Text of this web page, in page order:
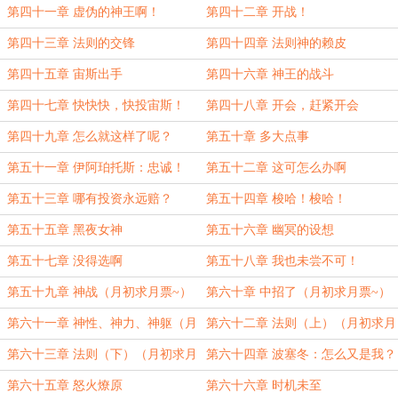
第四十一章 虚伪的神王啊！ 第四十二章 开战！
第四十三章 法则的交锋 第四十四章 法则神的赖皮
第四十五章 宙斯出手 第四十六章 神王的战斗
第四十七章 快快快，快投宙斯！ 第四十八章 开会，赶紧开会
第四十九章 怎么就这样了呢？ 第五十章 多大点事
第五十一章 伊阿珀托斯：忠诚！ 第五十二章 这可怎么办啊
第五十三章 哪有投资永远赔？ 第五十四章 梭哈！梭哈！
第五十五章 黑夜女神 第五十六章 幽冥的设想
第五十七章 没得选啊 第五十八章 我也未尝不可！
第五十九章 神战（月初求月票~） 第六十章 中招了（月初求月票~）
第六十一章 神性、神力、神躯（月
初求月票~）
第六十二章 法则（上）（月初求月
票~）
第六十三章 法则（下）（月初求月
票~）
第六十四章 波塞冬：怎么又是我？
（月初求月票~）
第六十五章 怒火燎原 第六十六章 时机未至